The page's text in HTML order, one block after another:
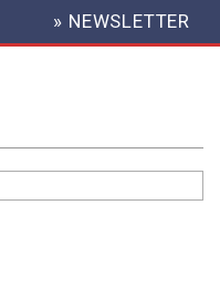
HEADER
MENU
» NEWSLETTER